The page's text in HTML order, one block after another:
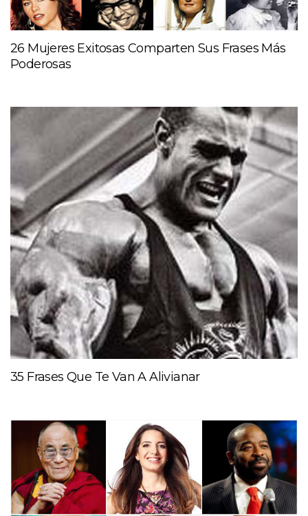
26 Mujeres Exitosas Comparten Sus Frases Más
Poderosas
35 Frases Que Te Van A Alivianar